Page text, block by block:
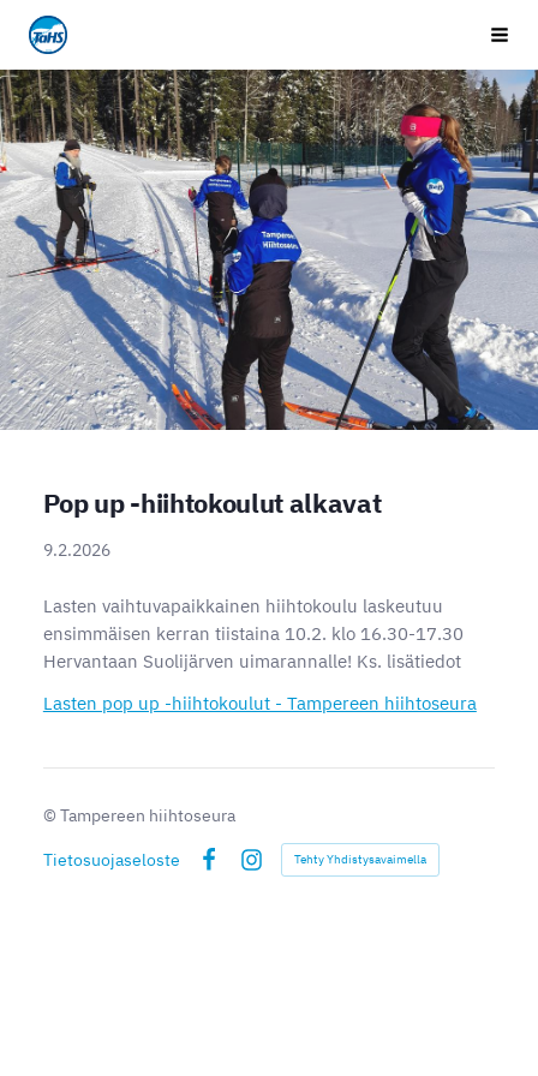
Siirry
sivun
sisältöön
Tampereen Hiihtoseura
Pop up -hiihtokoulut alkavat
9.2.2026
Lasten vaihtuvapaikkainen hiihtokoulu laskeutuu
ensimmäisen kerran tiistaina 10.2. klo 16.30-17.30
Hervantaan Suolijärven uimarannalle! Ks. lisätiedot
Lasten pop up -hiihtokoulut - Tampereen hiihtoseura
© Tampereen hiihtoseura
Tietosuojaseloste
Instagram
Tehty Yhdistysavaimella